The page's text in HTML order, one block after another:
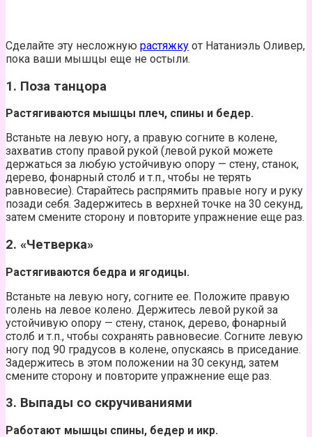
Сделайте эту несложную растяжку от Натаниэль Оливер,
пока ваши мышцы еще не остыли.
1. Поза танцора
Растягиваются мышцы плеч, спины и бедер.
Встаньте на левую ногу, а правую согните в колене,
захватив стопу правой рукой (левой рукой можете
держаться за любую устойчивую опору — стену, станок,
дерево, фонарный столб и т.п., чтобы не терять
равновесие). Старайтесь распрямить правые ногу и руку
позади себя. Задержитесь в верхней точке на 30 секунд,
затем смените сторону и повторите упражнение еще раз.
2. «Четверка»
Растягиваются бедра и ягодицы.
Встаньте на левую ногу, согните ее. Положите правую
голень на левое колено. Держитесь левой рукой за
устойчивую опору — стену, станок, дерево, фонарный
столб и т.п., чтобы сохранять равновесие. Согните левую
ногу под 90 градусов в колене, опускаясь в приседание.
Задержитесь в этом положении на 30 секунд, затем
смените сторону и повторите упражнение еще раз.
3. Выпады со скручиваниями
Работают мышцы спины, бедер и икр.